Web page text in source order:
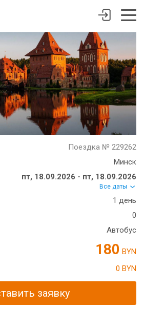
Поездка № 229262
Минск
пт, 18.09.2026 - пт, 18.09.2026
Все даты
1 день
0
Автобус
180 BYN
0 BYN
заявку